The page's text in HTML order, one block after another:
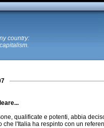
country:
qualificate e potenti, abbia
che l'Italia ha respinto con un